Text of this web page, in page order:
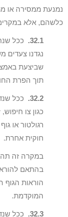
נמנעת ממסירה או
כלשהם, אלא
32.1.
ככל
נגדנו צעדים
שביצעת
תוך הפרת
32.2.
ככל
כגון צו
רגולטור או
חוקית אחרת.
במקרה זה
בהתאם
הוראות
המוקדמת.
32.3.
ככל